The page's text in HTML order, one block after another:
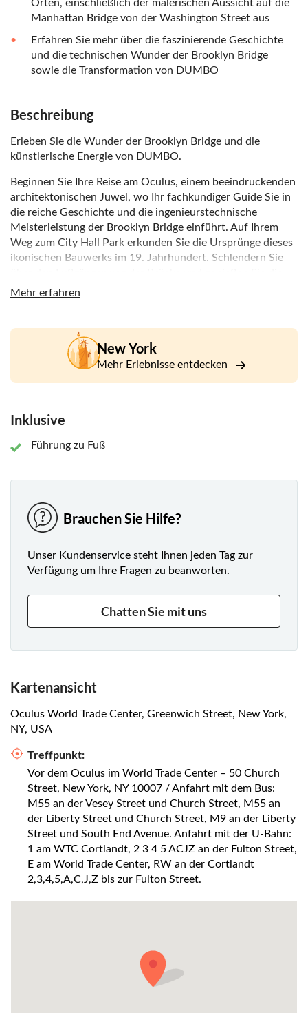
Orten, einschließlich der malerischen Aussicht auf die
Manhattan Bridge von der Washington Street aus
Erfahren Sie mehr über die faszinierende Geschichte
und die technischen Wunder der Brooklyn Bridge
sowie die Transformation von DUMBO
Beschreibung
Erleben Sie die Wunder der Brooklyn Bridge und die
künstlerische Energie von DUMBO.
Beginnen Sie Ihre Reise am Oculus, einem beeindruckenden
architektonischen Juwel, wo Ihr fachkundiger Guide Sie in
die reiche Geschichte und die ingenieurstechnische
Meisterleistung der Brooklyn Bridge einführt. Auf Ihrem
Weg zum City Hall Park erkunden Sie die Ursprünge dieses
ikonischen Bauwerks im 19. Jahrhundert. Schlendern Sie
atemberaubende Aussicht auf die Skyline von Manhattan
Tauchen Sie anschließend in das kreative Herz von DUMBO
ein, wo Sie Kopfsteinpflasterstraßen durch ein trendiges
Viertel voller Galerien, Boutiquen und Restaurants führen.
Schönheit des Brooklyn Bridge Parks. Beenden Sie Ihre Tour
und Unterhaltungsszene auf Sie wartet. Diese Tour bietet
Geschichte, Kultur und Architektur New Yorks.
Mehr erfahren
New York
Mehr Erlebnisse entdecken
Inklusive
Führung zu Fuß
Brauchen Sie Hilfe?
Unser Kundenservice steht Ihnen jeden Tag zur
Verfügung um Ihre Fragen zu beanworten.
Chatten Sie mit uns
Kartenansicht
Oculus World Trade Center, Greenwich Street, New York,
NY, USA
Treffpunkt:
Vor dem Oculus im World Trade Center – 50 Church
Street, New York, NY 10007 / Anfahrt mit dem Bus:
M55 an der Vesey Street und Church Street, M55 an
der Liberty Street und Church Street, M9 an der Liberty
Street und South End Avenue. Anfahrt mit der U-Bahn:
1 am WTC Cortlandt, 2 3 4 5 ACJZ an der Fulton Street,
E am World Trade Center, RW an der Cortlandt
2,3,4,5,A,C,J,Z bis zur Fulton Street.